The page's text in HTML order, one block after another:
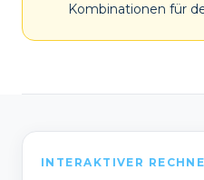
Kombinationen für
INTERAKTIVER